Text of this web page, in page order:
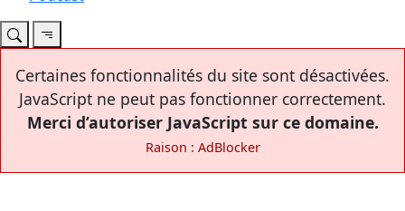
Certaines fonctionnalités du site sont désactivées.
JavaScript ne peut pas fonctionner correctement.
Merci d’autoriser JavaScript sur ce domaine.
Raison : AdBlocker